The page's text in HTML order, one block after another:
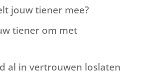
jouw tiener mee?
tiener om met
al in vertrouwen loslaten